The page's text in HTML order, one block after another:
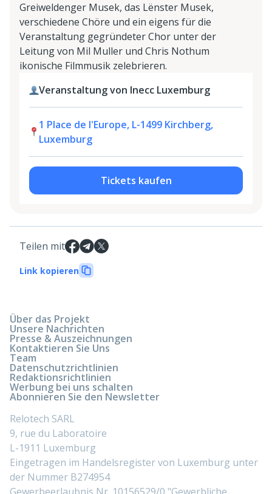
Greiweldenger Musek, das Lënster Musek,
verschiedene Chöre und ein eigens für die
Veranstaltung gegründeter Chor unter der
Leitung von Mil Muller und Chris Nothum
ikonische Filmmusik zelebrieren.
Veranstaltung von Inecc Luxemburg
1 Place de l'Europe, L-1499 Kirchberg,
Luxemburg
Tickets kaufen
Teilen mit
Link kopieren
Über das Projekt
Unsere Nachrichten
Presse & Auszeichnungen
Kontaktieren Sie Uns
Team
Datenschutzrichtlinien
Redaktionsrichtlinien
Werbung bei uns schalten
Abonnieren Sie den Newsletter
Relotech SARL
9, rue du Laboratoire
L-1911 Luxemburg
Eingetragen im Handelsregister von Luxemburg unter
der Nummer B274954